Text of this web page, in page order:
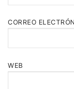
CORREO
WEB